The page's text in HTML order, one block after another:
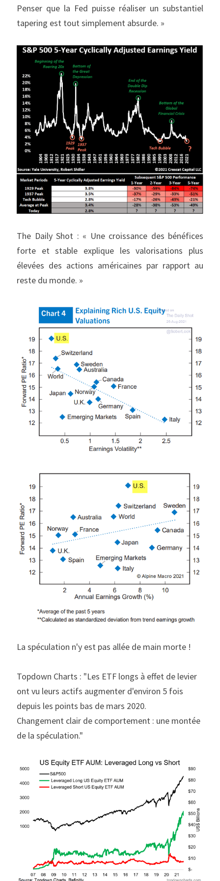
Penser que la Fed puisse réaliser un substantiel
tapering est tout simplement absurde. »
The Daily Shot : « Une croissance des bénéfices
forte et stable explique les valorisations plus
élevées des actions américaines par rapport au
reste du monde. »
La spéculation n'y est pas allée de main morte !
Topdown Charts : "Les ETF longs à effet de levier
ont vu leurs actifs augmenter d'environ 5 fois
depuis les points bas de mars 2020.
Changement clair de comportement : une montée
de la spéculation."